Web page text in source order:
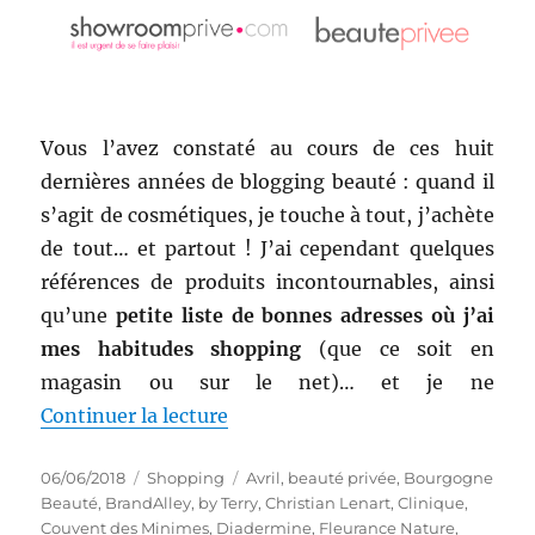
Vous l’avez constaté au cours de ces huit
dernières années de blogging beauté : quand il
s’agit de cosmétiques, je touche à tout, j’achète
de tout… et partout ! J’ai cependant quelques
références de produits incontournables, ainsi
qu’unepetite liste de bonnes adresses où j’ai
mes habitudes shopping (que ce soit en
magasin ou sur le net)… et je ne
Continuer la lecture
Publié
le
06/06/2018 Catégories
Shopping Étiquettes
Avril, beauté privée, Bourgogne
Beauté, BrandAlley, by Terry,Christian Lenart,Clinique,
Couvent des Minimes, Diadermine, Fleurance Nature,